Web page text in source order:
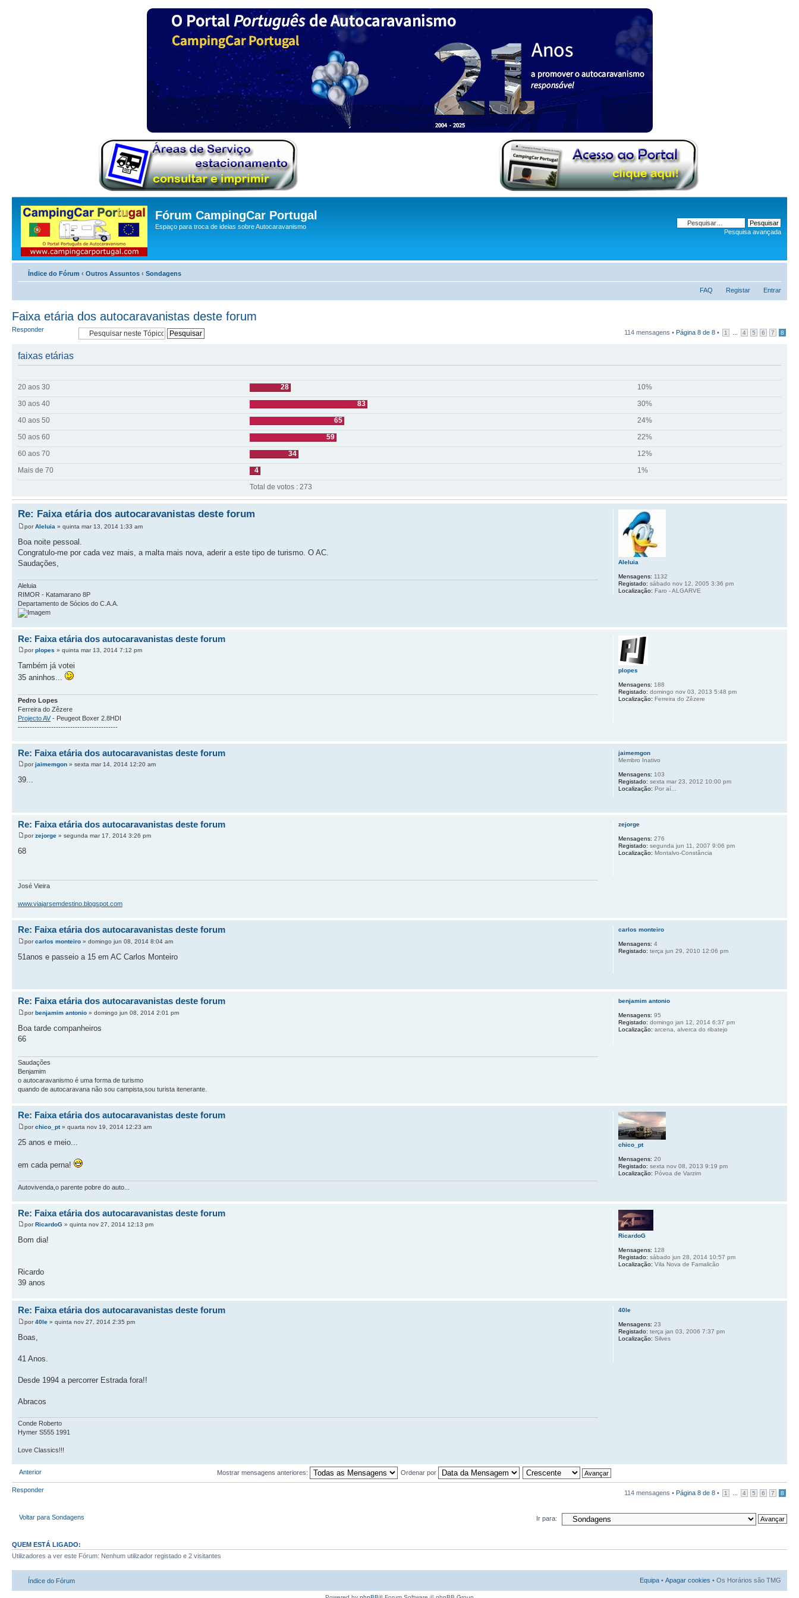
Fórum CampingCar Portugal
Espaço para troca de ideias sobre Autocaravanismo
Pesquisa avançada
Índice do Fórum ‹ Outros Assuntos ‹ Sondagens
FAQ Registar Entrar
Faixa etária dos autocaravanistas deste forum
Responder 114 mensagens • Página 8 de 8 • 1 4 5 6 7 8
faixas etárias
20 aos 30 28
10%
30 aos 40
83
30%
40 aos 50
65
24%
50 aos 60
59
22%
60 aos 70
34
12%
Mais de 70
4
1%
Total de votos : 273
Re: Faixa etária dos autocaravanistas deste forum
porAleluia » quinta mar 13, 2014 1:33 am
Boa noite pessoal.
Congratulo-me por cada vez mais, a malta mais nova, aderir a este tipo de turismo. O AC.
Saudações,
Aleluia
RIMOR - Katamarano 8P
Departamento de Sócios do C.A.A.
Aleluia
Mensagens: 1132
Registado: sábado nov 12, 2005 3:36 pm
Localização: Faro - ALGARVE
Re: Faixa etária dos autocaravanistas deste forum
porplopes » quinta mar 13, 2014 7:12 pm
Também já votei
35 aninhos...
Pedro Lopes
Ferreira do Zêzere
Projecto AV - Peugeot Boxer 2.8HDI
------------------------------------------
plopes
Mensagens: 188
Registado: domingo nov 03, 2013 5:48 pm
Localização: Ferreira do Zêzere
Re: Faixa etária dos autocaravanistas deste forum
porjaimemgon » sexta mar 14, 2014 12:20 am
39...
jaimemgon
Membro Inativo
Mensagens: 103
Registado: sexta mar 23, 2012 10:00 pm
Localização: Por aí...
Re: Faixa etária dos autocaravanistas deste forum
porzejorge » segunda mar 17, 2014 3:26 pm
68
José Vieira
www.viajarsemdestino.blogspot.com
zejorge
Mensagens: 276
Registado: segunda jun 11, 2007 9:06 pm
Localização: Montalvo-Constância
Re: Faixa etária dos autocaravanistas deste forum
porcarlos monteiro » domingo jun 08, 2014 8:04 am
51anos e passeio a 15 em AC Carlos Monteiro
carlos monteiro
Mensagens: 4
Registado: terça jun 29, 2010 12:06 pm
Re: Faixa etária dos autocaravanistas deste forum
porbenjamim antonio » domingo jun 08, 2014 2:01 pm
Boa tarde companheiros
66
Saudações
Benjamim
o autocaravanismo é uma forma de turismo
quando de autocaravana não sou campista,sou turista itenerante.
benjamim antonio
Mensagens: 95
Registado: domingo jan 12, 2014 6:37 pm
Localização: arcena, alverca do ribatejo
Re: Faixa etária dos autocaravanistas deste forum
porchico_pt» quarta nov 19, 2014 12:23 am
25 anos e meio...
em cada perna!
Autovivenda,o parente pobre do auto...
chico_pt
Mensagens: 20
Registado: sexta nov 08, 2013 9:19 pm
Localização: Póvoa de Varzim
Re: Faixa etária dos autocaravanistas deste forum
porRicardoG » quinta nov 27, 2014 12:13 pm
Bom dia!
Ricardo
39 anos
RicardoG
Mensagens: 128
Registado: sábado jun 28, 2014 10:57 pm
Localização: Vila Nova de Famalicão
Re: Faixa etária dos autocaravanistas deste forum
por40le » quinta nov 27, 2014 2:35 pm
Boas,
41 Anos.
Desde 1994 a percorrer Estrada fora!!
Abracos
Conde Roberto
Hymer S555 1991
Love Classics!!!
40le
Mensagens: 23
Registado: terça jan 03, 2006 7:37 pm
Localização: Silves
Anterior Mostrar mensagens anteriores: Ordenar por
Responder 114 mensagens • Página 8 de 8 • 1 4 5 6 7 8
Voltar para Sondagens Ir para:
QUEM ESTÁ LIGADO:
Utilizadores a ver este Fórum: Nenhum utilizador registado e 2 visitantes
Índice do Fórum Equipa • Apagar cookies • Os Horários são TMG